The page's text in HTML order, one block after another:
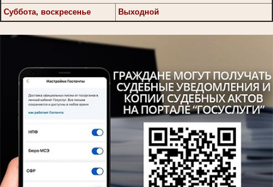
Суббота, воскресенье
Выходной